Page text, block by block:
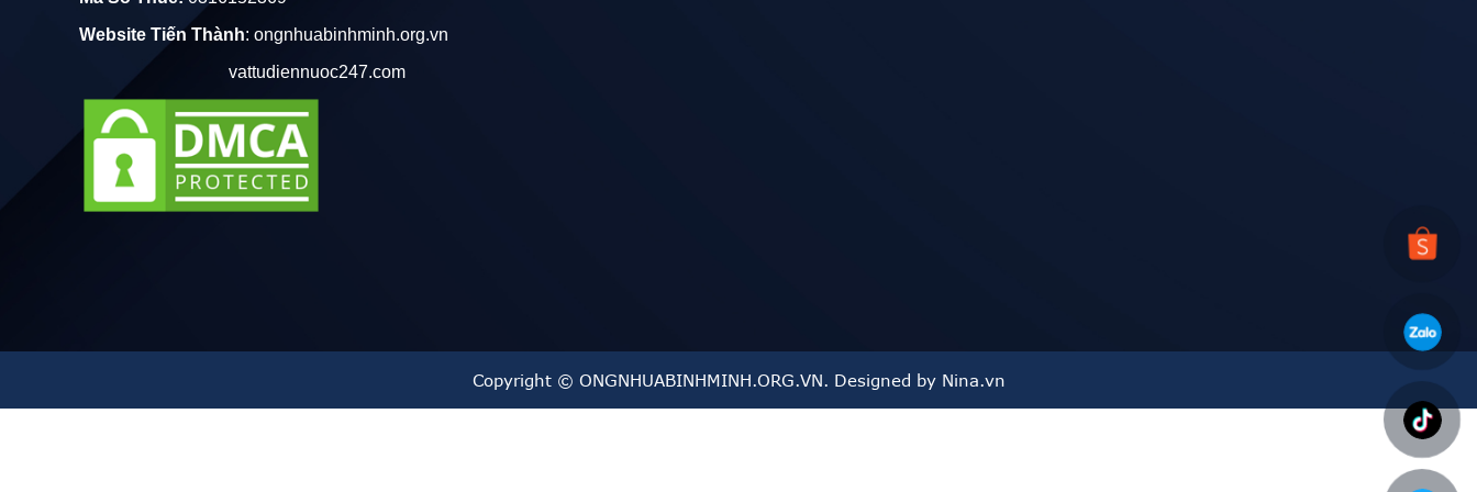
- Sử dụng cho hệ thống cấp nước nhẹ cho sinh hoạt hoặc hệ thống tưới
- Sử dụng trong dầm trụ bê tông
- Các ứng dụng khác trong đời sống.v.v.v...
Năng Lực Nhà Máy Sản Xuất Ống Nhựa VIỆT THUẬN
Website Tiến Thành: ongnhuabinhminh.org.vn
vattudiennuoc247.com
Copyright © ONGNHUABINHMINH.ORG.VN. Designed by Nina.vn